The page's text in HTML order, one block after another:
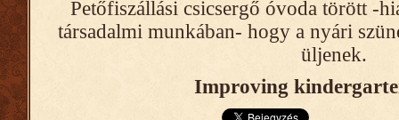
Petőfiszállási csicsergő óvoda törött -
társadalmi munkában- hogy a nyári
üljenek.
Improving